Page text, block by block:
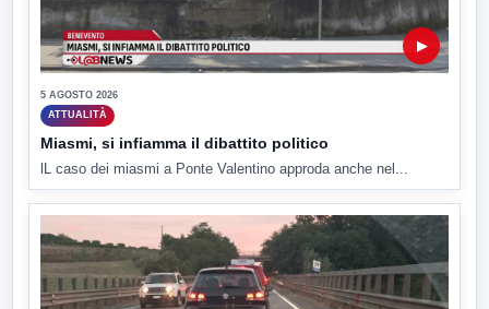
▶
5 AGOSTO 2026
ATTUALITÀ
Miasmi, si infiamma il dibattito politico
lL caso dei miasmi a Ponte Valentino approda anche nel...